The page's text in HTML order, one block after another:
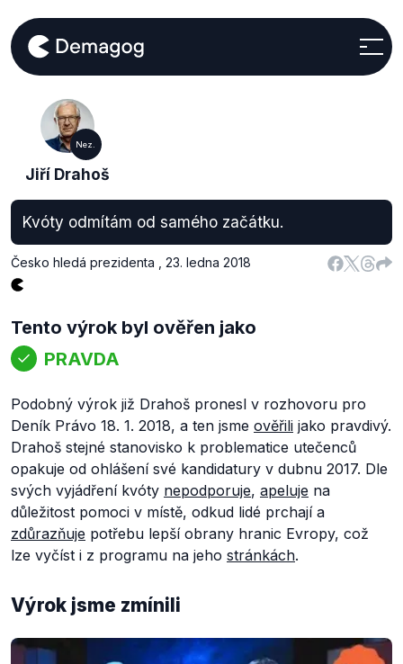
Nez.
Jiří Drahoš
Kvóty odmítám od samého začátku.
Česko hledá prezidenta 23. ledna 2018
Tento výrok byl ověřen jako
PRAVDA
Podobný výrok již Drahoš pronesl v rozhovoru pro
Deník Právo 18. 1. 2018, a ten jsme ověřili jako pravdivý.
Drahoš stejné stanovisko k problematice utečenců
opakuje od ohlášení své kandidatury v dubnu 2017. Dle
svých vyjádření kvóty nepodporuje, apeluje na
důležitost pomoci v místě, odkud lidé prchají a
zdůrazňuje potřebu lepší obrany hranic Evropy, což
lze vyčíst i z programu na jeho stránkách.
Výrok jsme zmínili